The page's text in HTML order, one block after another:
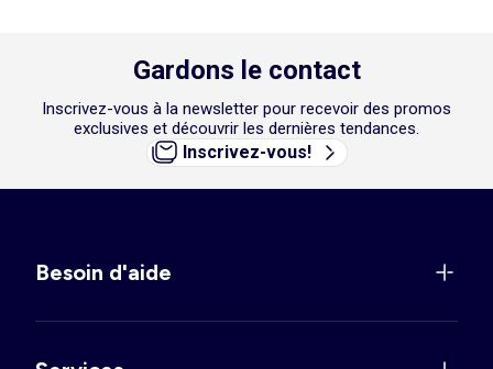
Gardons le contact
Inscrivez-vous à la newsletter pour recevoir des promos
exclusives et découvrir les dernières tendances.
Inscrivez-vous!
Besoin d'aide